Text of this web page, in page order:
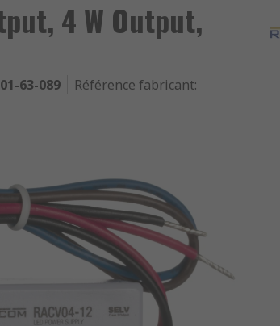
4 W Output,
63-089 Référence fabricant: